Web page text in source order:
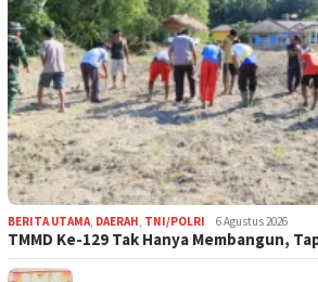
BERITA UTAMA, DAERAH, TNI/POLRI 6 Agustus 2026
TMMD Ke-129 Tak Hanya Membangun,